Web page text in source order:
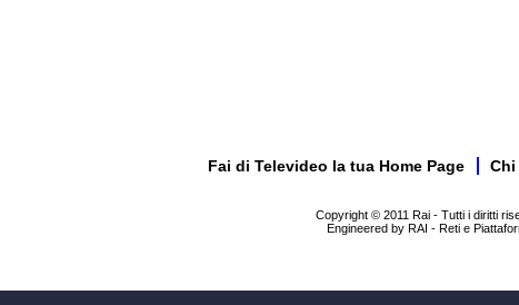
Fai di Televideo la tua Home Page Chi
Copyright © 2011 Rai - Tutti i diritti
Engineered by RAI - Reti e